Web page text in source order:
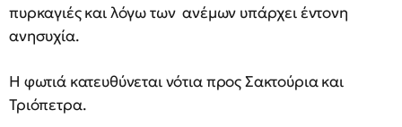
πυρκαγιές και λόγω των ανέμων υπάρχει έντονη
ανησυχία.
Η φωτιά κατευθύνεται νότια προς Σακτούρια και
Τριόπετρα.